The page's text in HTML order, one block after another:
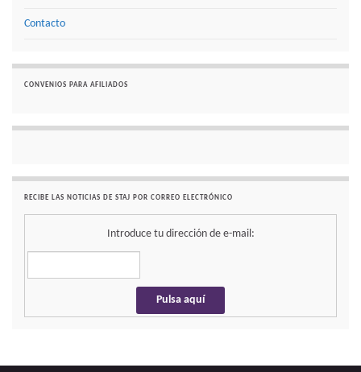
Contacto
CONVENIOS PARA AFILIADOS
RECIBE LAS NOTICIAS DE STAJ POR CORREO ELECTRÓNICO
Introduce tu dirección de e-mail: